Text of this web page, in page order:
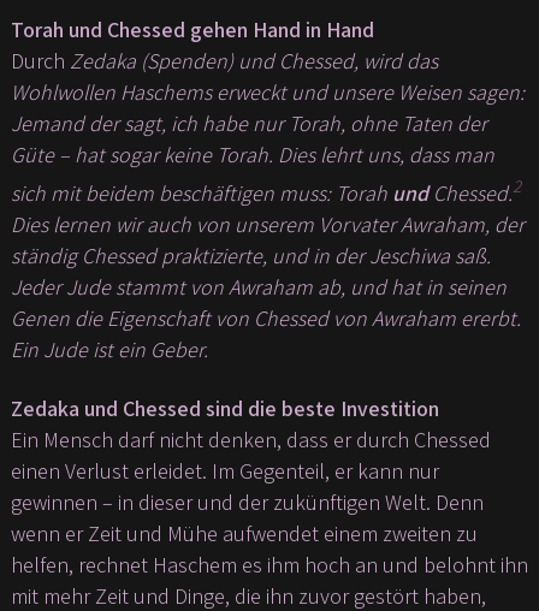
Torah und Chessed gehen Hand in Hand
Durch Zedaka(Spenden) und Chessed, wird das
Wohlwollen Haschems erweckt und unsere Weisen sagen:
Jemand der sagt, ich habe nur Torah, ohne Taten der
Güte – hat sogar keine Torah. Dies lehrt uns, dass man
sich mit beidem beschäftigen muss: Torah undChessed.2
Dies lernen wir auch von unserem Vorvater Awraham, der
ständig Chessed praktizierte, und in der Jeschiwa saß.
Jeder Jude stammt von Awraham ab, und hat in seinen
Genen die Eigenschaft von Chessed von Awraham ererbt.
Ein Jude ist ein Geber.
Zedaka und Chessed sind die beste Investition
Ein Mensch darf nicht denken, dass er durch Chessed
einen Verlust erleidet. Im Gegenteil, er kann nur
gewinnen – in dieser und der zukünftigen Welt. Denn
wenn er Zeit und Mühe aufwendet einem zweiten zu
helfen, rechnet Haschem es ihm hoch an und belohnt ihn
mit mehr Zeit und Dinge, die ihn zuvor gestört haben,